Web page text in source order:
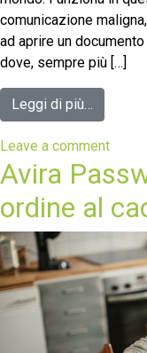
comunicazione
ad aprire un
dove, sempre più […]
Leggi di più…
Leave a comment
Avira
ordine al